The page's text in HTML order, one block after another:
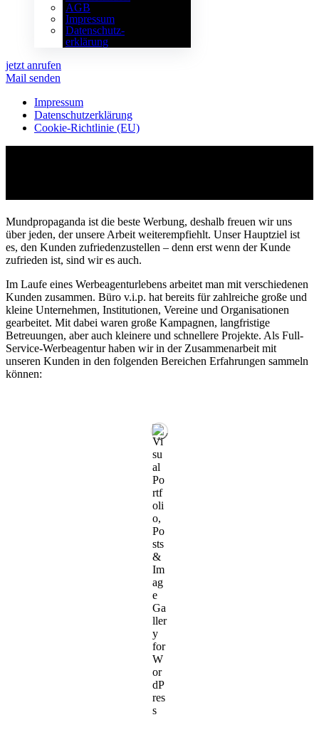
AGB
Impressum
Datenschutz­
erklärung
jetzt anrufen
Mail senden
Impressum
Datenschutz­erklärung
Cookie-Richtlinie (EU)
Mundpropaganda ist die beste Werbung, deshalb freuen wir uns
über jeden, der unsere Arbeit weiterempfiehlt. Unser Hauptziel ist
es, den Kunden zufriedenzustellen – denn erst wenn der Kunde
zufrieden ist, sind wir es auch.
Im Laufe eines Werbeagenturlebens arbeitet man mit verschiedenen
Kunden zusammen. Büro v.i.p. hat bereits für zahlreiche große und
kleine Unternehmen, Institutionen, Vereine und Organisationen
gearbeitet. Mit dabei waren große Kampagnen, langfristige
Betreuungen, aber auch kleinere und schnellere Projekte. Als Full-
Service-Werbeagentur haben wir in der Zusammenarbeit mit
unseren Kunden in den folgenden Bereichen Erfahrungen sammeln
können: